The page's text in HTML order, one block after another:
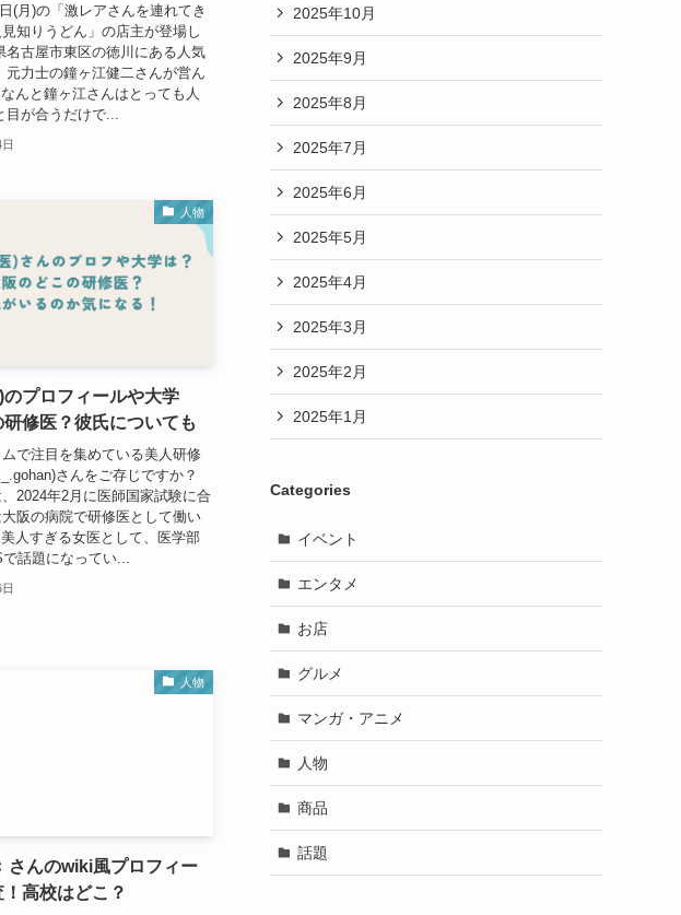
(月)の「激レアさんを連れてき
知りうどん」の店主が登場し
名古屋市東区の徳川にある人気
元力士の鐘ヶ江健二さんが営ん
んと鐘ヶ江さんはとっても人
目が合うだけで...
人物
プロフィールや大学
修医？彼氏についても
で注目を集めている美人研修
さんをご存じですか？
2024年2月に医師国家試験に合
阪の病院で研修医として働い
人すぎる女医として、医学部
話題になってい...
人物
さんのwiki風プロフィー
高校はどこ？
2025年10月
2025年9月
2025年8月
2025年7月
2025年6月
2025年5月
2025年4月
2025年3月
2025年2月
2025年1月
Categories
イベント
エンタメ
お店
グルメ
マンガ・アニメ
人物
商品
話題